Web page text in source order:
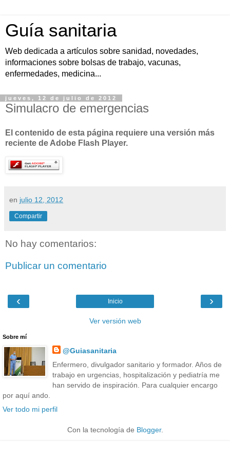
Guía sanitaria
Web dedicada a artículos sobre sanidad, novedades,
informaciones sobre bolsas de trabajo, vacunas,
enfermedades, medicina...
jueves, 12 de julio de 2012
Simulacro de emergencias
El contenido de esta página requiere una versión más
reciente de Adobe Flash Player.
en julio 12, 2012
Compartir
No hay comentarios:
Publicar un comentario
‹ ›
Inicio
Ver versión web
Sobre mí
@Guiasanitaria
Enfermero, divulgador sanitario y formador. Años de
trabajo en urgencias, hospitalización y pediatría me
han servido de inspiración. Para cualquier encargo
por aquí ando.
Ver todo mi perfil
Con la tecnología de Blogger.